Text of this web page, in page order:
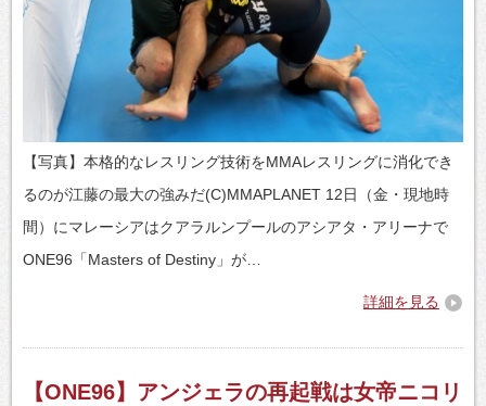
【写真】本格的なレスリング技術をMMAレスリングに消化でき
るのが江藤の最大の強みだ(C)MMAPLANET 12日（金・現地時
間）にマレーシアはクアラルンプールのアシアタ・アリーナで
ONE96「Masters of Destiny」が…
詳細を見る
【ONE96】アンジェラの再起戦は女帝ニコリ